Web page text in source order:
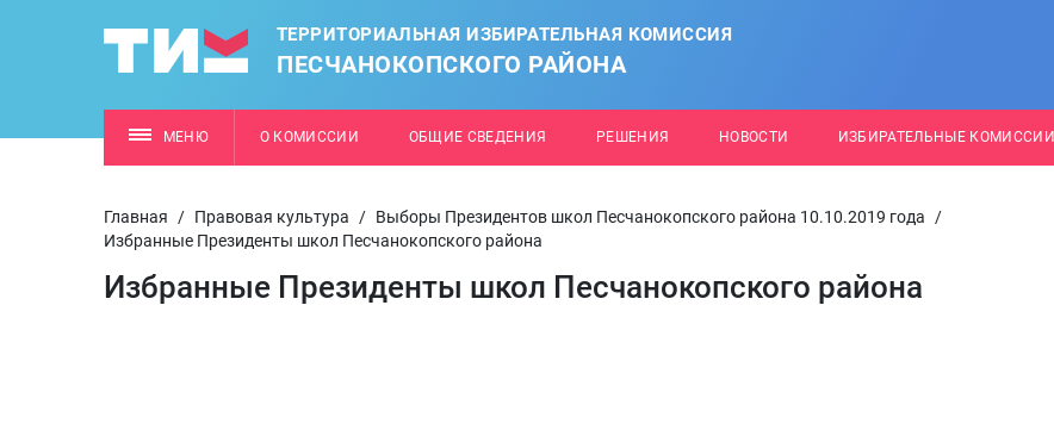
ТЕРРИТОРИАЛЬНАЯ ИЗБИРАТЕЛЬНАЯ КОМИССИЯ
ПЕСЧАНОКОПСКОГО РАЙОНА
МЕНЮ О КОМИССИИ ОБЩИЕ СВЕДЕНИЯ РЕШЕНИЯ НОВОСТИ ИЗБИРАТЕЛЬНЫЕ КОМИССИИ
Главная / Правовая культура / Выборы Президентов школ Песчанокопского района 10.10.2019 года
/
Избранные Президенты школ Песчанокопского района
Избранные Президенты школ Песчанокопского района